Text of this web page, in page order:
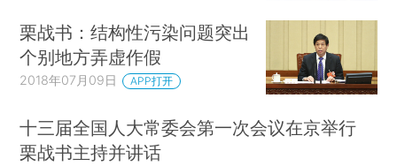
栗战书：结构性污染问题突出
个别地方弄虚作假
2018年07月09日 APP打开
十三届全国人大常委会第一次会议在京举行
栗战书主持并讲话